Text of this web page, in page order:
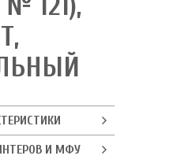
И МФУ